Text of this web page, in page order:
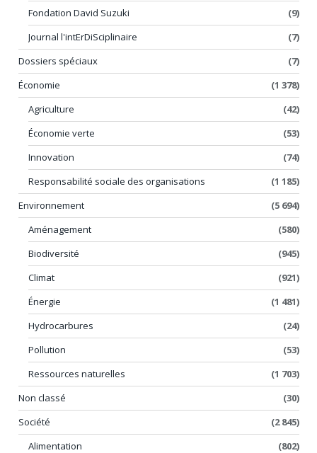
Fondation David Suzuki
(9)
Journal l'intErDiSciplinaire
(7)
Dossiers spéciaux
(7)
Économie
(1 378)
Agriculture
(42)
Économie verte
(53)
Innovation
(74)
Responsabilité sociale des organisations
(1 185)
Environnement
(5 694)
Aménagement
(580)
Biodiversité
(945)
Climat
(921)
Énergie
(1 481)
Hydrocarbures
(24)
Pollution
(53)
Ressources naturelles
(1 703)
Non classé
(30)
Société
(2 845)
Alimentation
(802)